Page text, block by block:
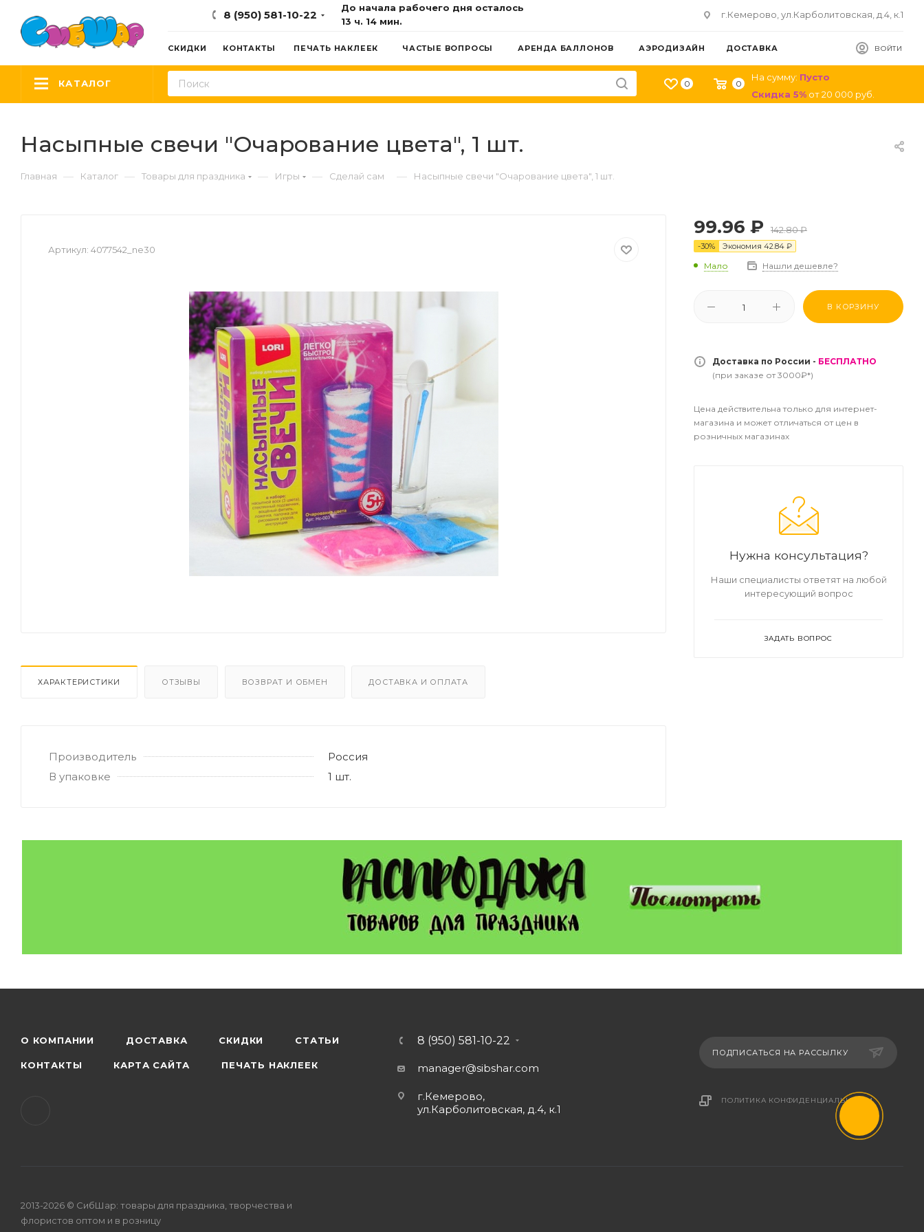
8 (950) 581-10-22
До начала рабочего дня осталось
13 ч. 14 мин.
г.Кемерово, ул.Карболитовская, д.4, к.1
ВОЙТИ
СКИДКИ КОНТАКТЫ ПЕЧАТЬ НАКЛЕЕК ЧАСТЫЕ ВОПРОСЫ АРЕНДА БАЛЛОНОВ АЭРОДИЗАЙН ДОСТАВКА
0 0
На сумму: Пусто
Скидка 5% от20 000 руб.
КАТАЛОГ
Насыпные свечи "Очарование цвета", 1 шт.
Главная — Каталог — Товары для праздника — Игры — Сделай сам — Насыпные свечи "Очарование цвета", 1 шт.
Артикул: 4077542_ne30
ХАРАКТЕРИСТИКИ ОТЗЫВЫ ВОЗВРАТ И ОБМЕН ДОСТАВКА И ОПЛАТА
Производитель
Россия
В упаковке
1 шт.
99.96 ₽ 142.80₽
-30% Экономия 42.84 ₽
Мало Нашли дешевле?
В КОРЗИНУ
Доставка по России - БЕСПЛАТНО
(при заказе от 3000₽*)
Цена действительна только для интернет-
магазина и может отличаться от цен в
розничных магазинах
Нужна консультация?
Наши специалисты ответят на любой
интересующий вопрос
ЗАДАТЬ ВОПРОС
О КОМПАНИИ ДОСТАВКА СКИДКИ СТАТЬИ
КОНТАКТЫ КАРТА САЙТА ПЕЧАТЬ НАКЛЕЕК
8 (950) 581-10-22
manager@sibshar.com
г.Кемерово,
ул.Карболитовская, д.4, к.1
ПОДПИСАТЬСЯ НА РАССЫЛКУ
ПОЛИТИКА КОНФИДЕНЦИАЛЬНОСТИ
2013-2026 © СибШар: товары для праздника, творчества и
флористов оптом и в розницу